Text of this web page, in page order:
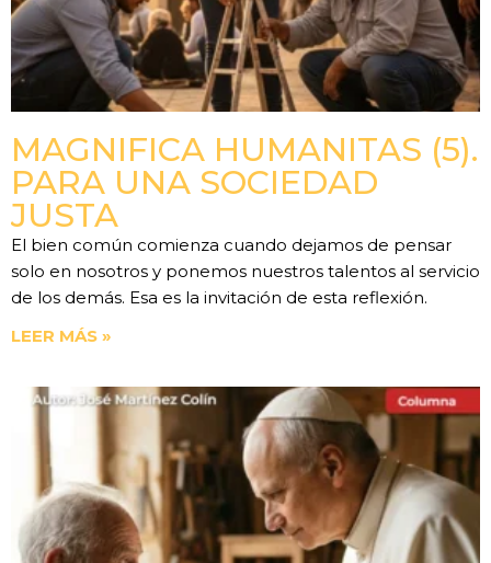
MAGNIFICA HUMANITAS (5).
PARA UNA SOCIEDAD
JUSTA
El bien común comienza cuando dejamos de pensar
solo en nosotros y ponemos nuestros talentos al servicio
de los demás. Esa es la invitación de esta reflexión.
LEER MÁS »